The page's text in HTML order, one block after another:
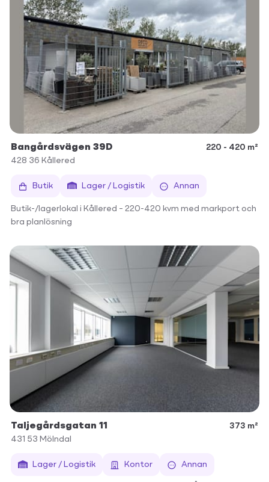
Bangårdsvägen 39D
220 - 420 m²
428 36 Kållered
Butik Lager / Logistik Annan
Butik-/lagerlokal i Kållered – 220-420 kvm med markport och
bra planlösning
Taljegårdsgatan 11
373 m²
431 53 Mölndal
Lager / Logistik Kontor Annan